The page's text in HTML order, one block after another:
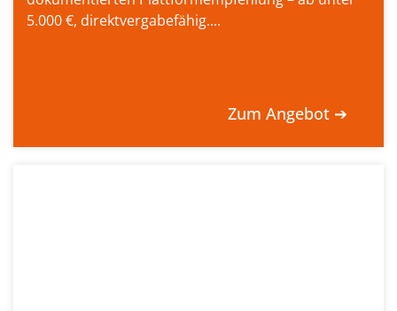
5.000 €, direktvergabefähig....
Zum Angebot ➔